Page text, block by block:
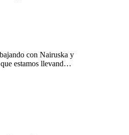
con Nairuska y
estamos llevando a